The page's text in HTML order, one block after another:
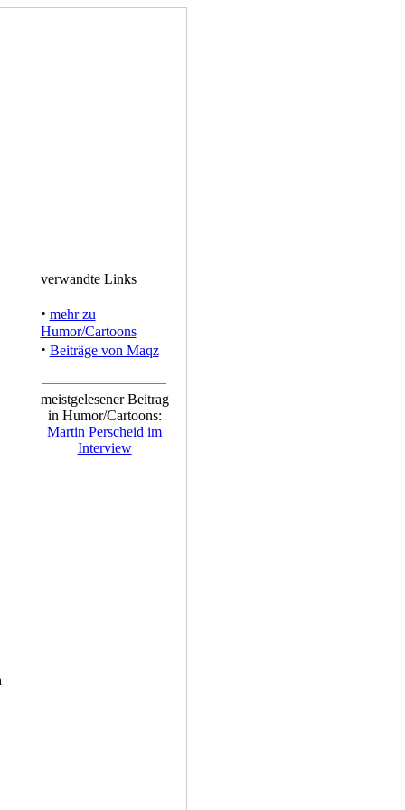
verwandte Links
· mehr zu
Humor/Cartoons
· Beiträge von Maqz
meistgelesener Beitrag
in Humor/Cartoons:
Martin Perscheid im
Interview